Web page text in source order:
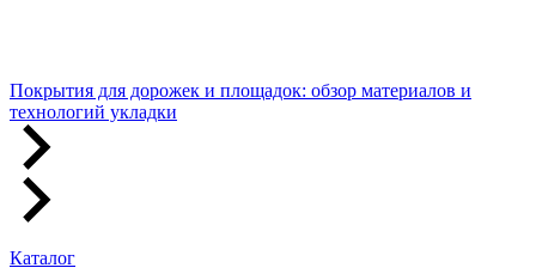
Покрытия для дорожек и площадок: обзор материалов и
технологий укладки
Каталог